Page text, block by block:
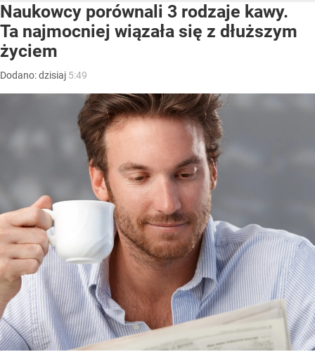
Naukowcy porównali 3 rodzaje kawy.
Ta najmocniej wiązała się z dłuższym
życiem
Dodano:dzisiaj 5:49